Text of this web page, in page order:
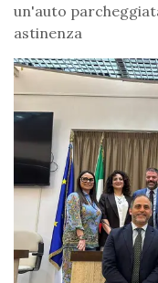
un'auto
astinenza